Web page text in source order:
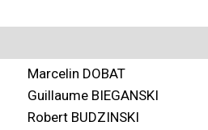
Marcelin DOBAT
Guillaume BIEGANSKI
Robert BUDZINSKI